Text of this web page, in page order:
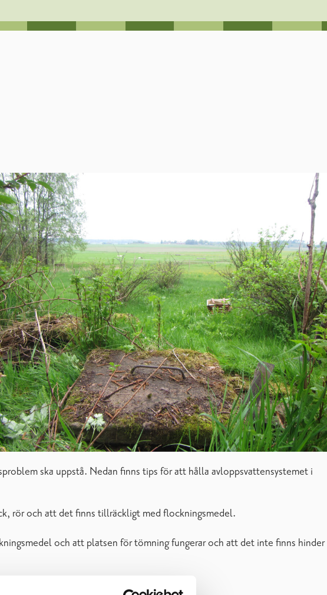
ska uppstå. Nedan finns tips för att hålla avloppsvattensystemet i
rör och att det finns tillräckligt med flockningsmedel.
och att platsen för tömning fungerar och att det inte finns hinder